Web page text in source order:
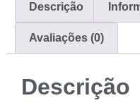
Descrição
Avaliações (0)
Descrição